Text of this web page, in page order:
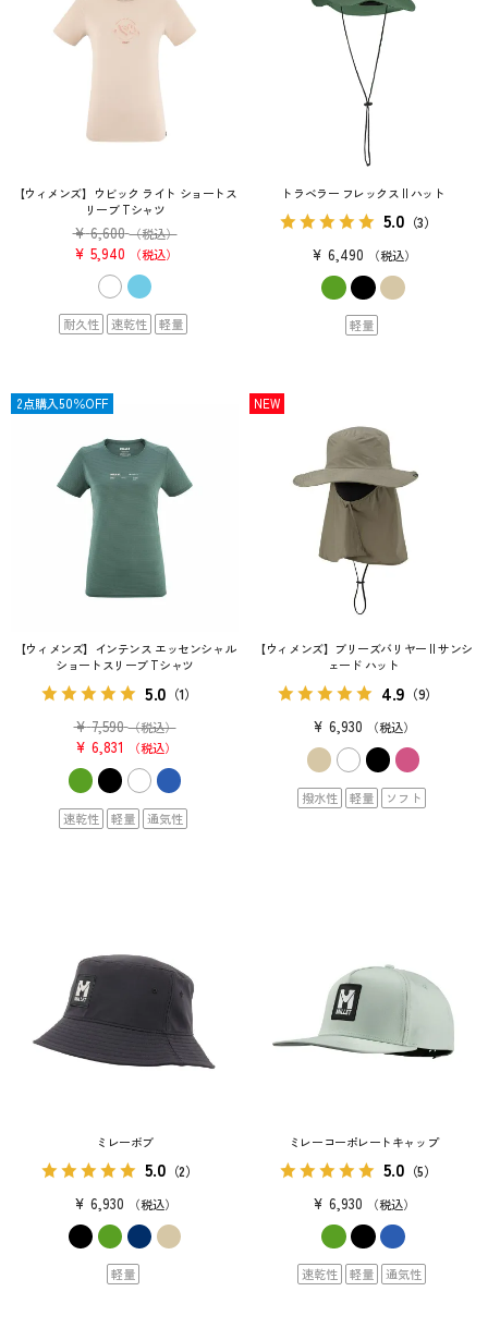
【ウィメンズ】ウビック ライト ショートス
リーブ Tシャツ
¥ 6,600 （税込）
¥ 5,940 税込
耐久性 速乾性 軽量
トラベラー フレックス II ハット
5.0 （3）
¥ 6,490 税込
軽量
【ウィメンズ】インテンス エッセンシャル
ショートスリーブ Tシャツ
5.0 （1）
¥ 7,590 （税込）
¥ 6,831 税込
OUTLET
速乾性 軽量 通気性
2点購入50％OFF
【ウィメンズ】ブリーズバリヤー II サンシ
ェード ハット
4.9 （9）
¥ 6,930 税込
NEW
撥水性 軽量 ソフト
ミレーボブ
5.0 （2）
¥ 6,930 税込
軽量
ミレーコーポレートキャップ
5.0 （5）
¥ 6,930 税込
速乾性 軽量 通気性